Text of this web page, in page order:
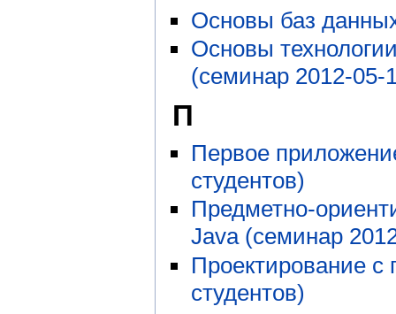
Основы баз
Основы
(семинар 2012-05-
П
Первое
студентов)
Предметно-
Java (семинар
Проектирование
студентов)